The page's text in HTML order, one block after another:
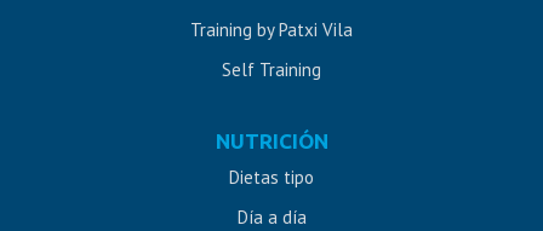
Training by Patxi Vila
Self Training
NUTRICIÓN
Dietas tipo
Día a día